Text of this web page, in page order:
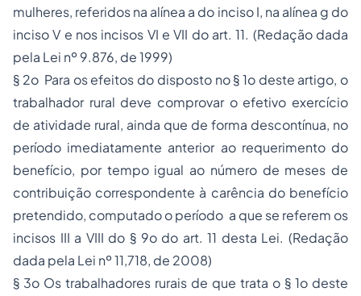
mulheres, referidos na alínea a do inciso I, na alínea g do
inciso V e nos incisos VI e VII do art. 11. (Redação dada
pela Lei nº 9.876, de 1999)
§ 2o Para os efeitos do disposto no § 1o deste artigo, o
trabalhador rural deve comprovar o efetivo exercício
de atividade rural, ainda que de forma descontínua, no
período imediatamente anterior ao requerimento do
benefício, por tempo igual ao número de meses de
contribuição correspondente à carência do benefício
pretendido, computado o período a que se referem os
incisos III a VIII do § 9o do art. 11 desta Lei. (Redação
dada pela Lei nº 11,718, de 2008)
§ 3o Os trabalhadores rurais de que trata o § 1o deste